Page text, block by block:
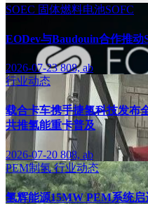
SOEC 固体燃料电池SOFC
EODev与Baudouin合作推动
2026-07-23808, ab
行业动态
载合卡车携手捷氢科技发布
共推氢能重卡普及
2026-07-20 808, ab
PEM制氢行业动态
氢辉能源15MW PEM系统